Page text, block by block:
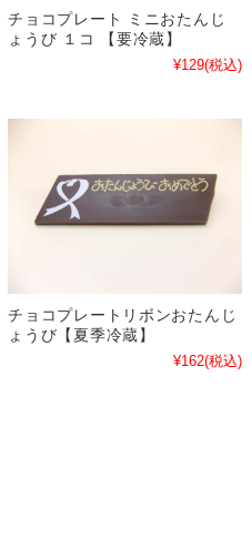
チョコプレート ミニおたんじ
ょうび １コ 【要冷蔵】
¥129(税込)
チョコプレートリボンおたんじ
ょうび【夏季冷蔵】
¥162(税込)